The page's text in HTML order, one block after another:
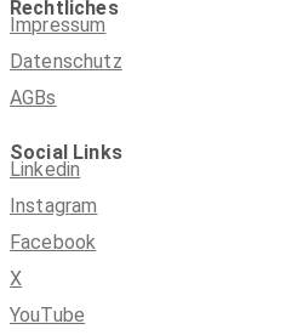
Rechtliches
Impressum
Datenschutz
AGBs
Social Links
Linkedin
Instagram
Facebook
X
YouTube